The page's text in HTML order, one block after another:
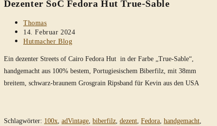
durchsuchen
Dezenter SoC Fedora Hut True-Sable
Beitrags-
Autor:
Thomas
Beitrag
veröffentlicht:
14. Februar 2024
Beitrags-
Hutmacher Blog
Ein dezenter Streets of Cairo Fedora Hut in der Farbe „True-Sable“,
handgemacht aus 100% bestem, Portugiesischem Biberfilz, mit 38mm
breitem, schwarz-braunem Grosgrain Ripsband für Kevin aus den USA
Schlagwörter: 100x, adVintage, biberfilz, dezent, Fedora, handgemacht,